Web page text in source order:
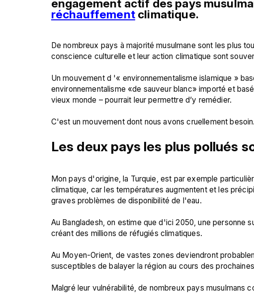
réchauffement climatique.
De nombreux pays à majorité musulmane sont les plus
conscience culturelle et leur action climatique sont
Un mouvement d '« environnementalisme islamique »
environnementalisme «de sauveur blanc» importé et
vieux monde – pourrait leur permettre d’y remédier.
Les deux pays les plus pollués
Mon pays d'origine, la Turquie, est par exemple
climatique, car les températures augmentent et les
graves problèmes de disponibilité de l'eau.
Au Bangladesh, on estime que d'ici 2050, une personne
créant des millions de réfugiés climatiques.
Au Moyen-Orient, de vastes zones deviendront
susceptibles de balayer la région au cours des
Malgré leur vulnérabilité, de nombreux pays musulmans